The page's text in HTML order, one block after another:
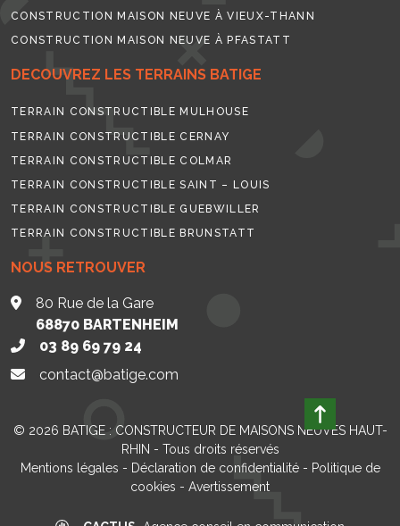
NOUS RETROUVER
80 Rue de la Gare
68870 BARTENHEIM
03 89 69 79 24
contact@batige.com
CONSTRUCTION MAISON NEUVE À VIEUX-THANN
CONSTRUCTION MAISON NEUVE À PFASTATT
DECOUVREZ LES TERRAINS BATIGE
TERRAIN CONSTRUCTIBLE MULHOUSE
TERRAIN CONSTRUCTIBLE CERNAY
TERRAIN CONSTRUCTIBLE COLMAR
TERRAIN CONSTRUCTIBLE SAINT – LOUIS
TERRAIN CONSTRUCTIBLE GUEBWILLER
TERRAIN CONSTRUCTIBLE BRUNSTATT
© 2026 BATIGE : CONSTRUCTEUR DE MAISONS NEUVES HAUT-
RHIN - Tous droits réservés
Mentions légales - Déclaration de confidentialité- Politique de
cookies - Avertissement